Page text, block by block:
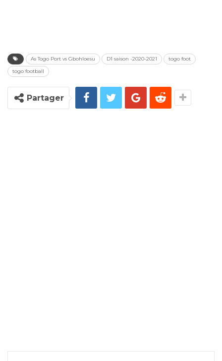
As Togo Port vs Gbohloesu D1 saison -2020-2021
togo foot
togo football
Partager